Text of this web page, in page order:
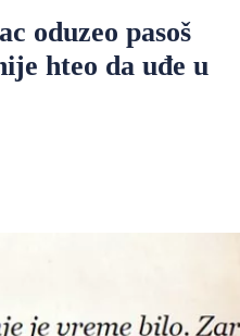
oduzeo pasoš
hteo da uđe u